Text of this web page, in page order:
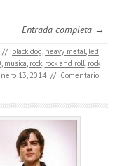
Entrada completa →
// black dog, heavy metal, led
, musica, rock, rock and roll, rock
13, 2014 // Comentario